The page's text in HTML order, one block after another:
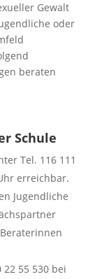
Gewalt
oder
beraten
Schule
Tel. 116 111
erreichbar.
Jugendliche
55 530 bei